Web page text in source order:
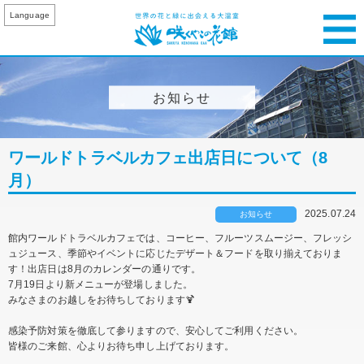
Language
お知らせ
ワールドトラベルカフェ出店日について（8
月）
お知らせ 2025.07.24
館内ワールドトラベルカフェでは、コーヒー、フルーツスムージー、フレッシ
ュジュース、季節やイベントに応じたデザート＆フードを取り揃えておりま
す！出店日は8月のカレンダーの通りです。
7月19日より新メニューが登場しました。
みなさまのお越しをお待ちしております🍹
感染予防対策を徹底して参りますので、安心してご利用ください。
皆様のご来館、心よりお待ち申し上げております。